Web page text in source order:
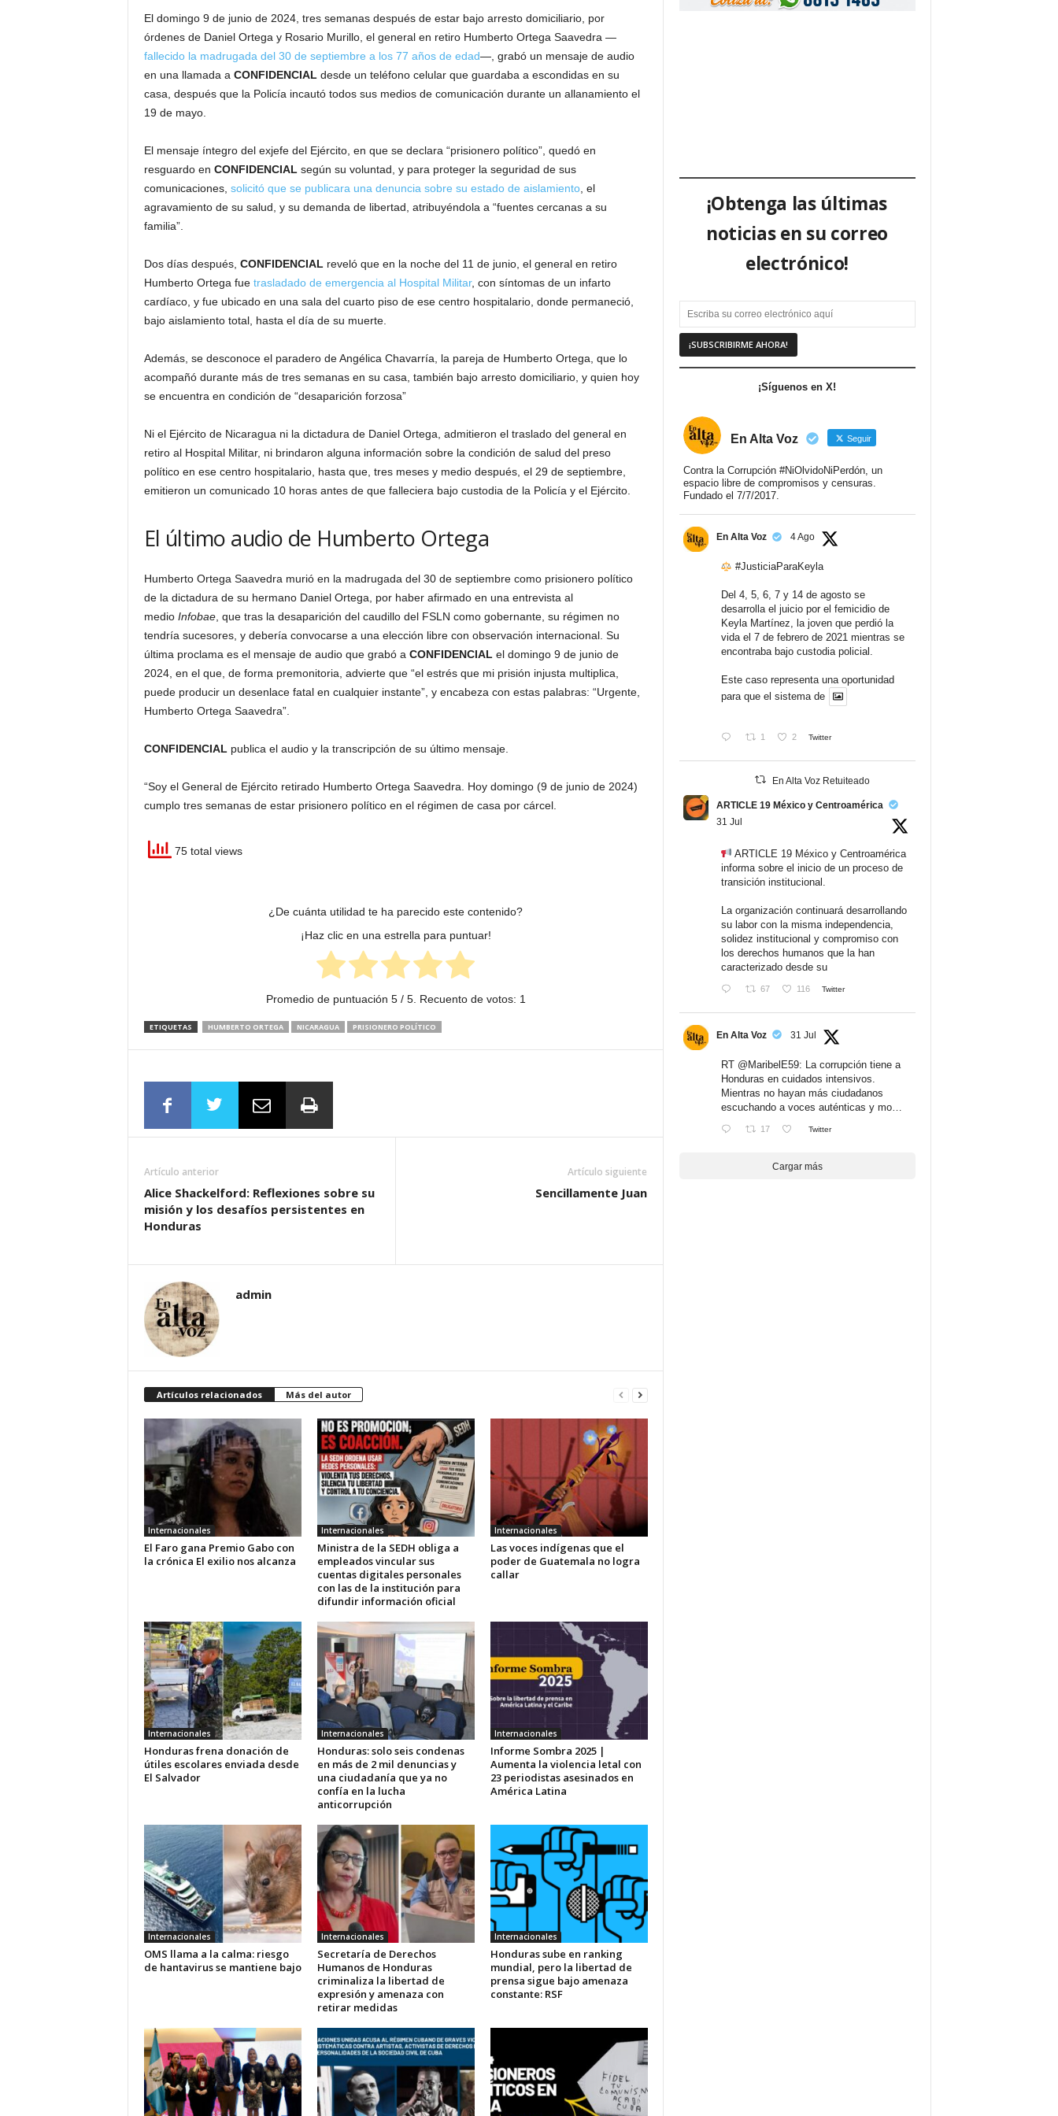
El domingo 9 de junio de 2024, tres semanas después de estar bajo arresto domiciliario, por
órdenes de Daniel Ortega y Rosario Murillo, el general en retiro Humberto Ortega Saavedra —
fallecido la madrugada del 30 de septiembre a los 77 años de edad—, grabó un mensaje de audio
en una llamada a CONFIDENCIAL desde un teléfono celular que guardaba a escondidas en su
casa, después que la Policía incautó todos sus medios de comunicación durante un allanamiento el
19 de mayo.
El mensaje íntegro del exjefe del Ejército, en que se declara “prisionero político”, quedó en
resguardo en CONFIDENCIAL según su voluntad, y para proteger la seguridad de sus
comunicaciones, solicitó que se publicara una denuncia sobre su estado de aislamiento, el
agravamiento de su salud, y su demanda de libertad, atribuyéndola a “fuentes cercanas a su
familia”.
Dos días después, CONFIDENCIAL reveló que en la noche del 11 de junio, el general en retiro
Humberto Ortega fue trasladado de emergencia al Hospital Militar, con síntomas de un infarto
cardíaco, y fue ubicado en una sala del cuarto piso de ese centro hospitalario, donde permaneció,
bajo aislamiento total, hasta el día de su muerte.
Además, se desconoce el paradero de Angélica Chavarría, la pareja de Humberto Ortega, que lo
acompañó durante más de tres semanas en su casa, también bajo arresto domiciliario, y quien hoy
se encuentra en condición de “desaparición forzosa”
Ni el Ejército de Nicaragua ni la dictadura de Daniel Ortega, admitieron el traslado del general en
retiro al Hospital Militar, ni brindaron alguna información sobre la condición de salud del preso
político en ese centro hospitalario, hasta que, tres meses y medio después, el 29 de septiembre,
emitieron un comunicado 10 horas antes de que falleciera bajo custodia de la Policía y el Ejército.
El último audio de Humberto Ortega
Humberto Ortega Saavedra murió en la madrugada del 30 de septiembre como prisionero político
de la dictadura de su hermano Daniel Ortega, por haber afirmado en una entrevista al
medio Infobae, que tras la desaparición del caudillo del FSLN como gobernante, su régimen no
tendría sucesores, y debería convocarse a una elección libre con observación internacional. Su
última proclama es el mensaje de audio que grabó a CONFIDENCIAL el domingo 9 de junio de
2024, en el que, de forma premonitoria, advierte que “el estrés que mi prisión injusta multiplica,
puede producir un desenlace fatal en cualquier instante”, y encabeza con estas palabras: “Urgente,
Humberto Ortega Saavedra”.
CONFIDENCIAL publica el audio y la transcripción de su último mensaje.
“Soy el General de Ejército retirado Humberto Ortega Saavedra. Hoy domingo (9 de junio de 2024)
cumplo tres semanas de estar prisionero político en el régimen de casa por cárcel.
75 total views
¿De cuánta utilidad te ha parecido este contenido?
¡Haz clic en una estrella para puntuar!
Promedio de puntuación 5/ 5. Recuento de votos: 1
ETIQUETAS HUMBERTO ORTEGA NICARAGUA PRISIONERO POLÍTICO
Artículo anterior
Alice Shackelford: Reflexiones sobre su
misión y los desafíos persistentes en
Honduras
Artículo siguiente
Sencillamente Juan
admin
Artículos relacionados Más del autor
Internacionales
El Faro gana Premio Gabo con
la crónica El exilio nos alcanza
Internacionales
Ministra de la SEDH obliga a
empleados vincular sus
cuentas digitales personales
con las de la institución para
difundir información oficial
Internacionales
Las voces indígenas que el
poder de Guatemala no logra
callar
Internacionales
Honduras frena donación de
útiles escolares enviada desde
El Salvador
Internacionales
Honduras: solo seis condenas
en más de 2 mil denuncias y
una ciudadanía que ya no
confía en la lucha
anticorrupción
Internacionales
Informe Sombra 2025 |
Aumenta la violencia letal con
23 periodistas asesinados en
América Latina
Internacionales
OMS llama a la calma: riesgo
de hantavirus se mantiene bajo
Internacionales
Secretaría de Derechos
Humanos de Honduras
criminaliza la libertad de
expresión y amenaza con
retirar medidas
Internacionales
Honduras sube en ranking
mundial, pero la libertad de
prensa sigue bajo amenaza
constante: RSF
¡Obtenga las últimas
noticias en su correo
electrónico!
¡Síguenos en X!
En Alta Voz Seguir
Contra la Corrupción #NiOlvidoNiPerdón, un
espacio libre de compromisos y censuras.
Fundado el 7/7/2017.
En Alta Voz 4 Ago
#JusticiaParaKeyla
Del 4, 5, 6, 7 y 14 de agosto se
desarrolla el juicio por el femicidio de
Keyla Martínez, la joven que perdió la
vida el 7 de febrero de 2021 mientras se
encontraba bajo custodia policial.
Este caso representa una oportunidad
para que el sistema de
1 2 Twitter
En Alta Voz Retuiteado
ARTICLE 19 México y Centroamérica
31 Jul
ARTICLE 19 México y Centroamérica
informa sobre el inicio de un proceso de
transición institucional.
La organización continuará desarrollando
su labor con la misma independencia,
solidez institucional y compromiso con
los derechos humanos que la han
caracterizado desde su
67 116 Twitter
En Alta Voz 31 Jul
RT @MaribelE59: La corrupción tiene a
Honduras en cuidados intensivos.
Mientras no hayan más ciudadanos
escuchando a voces auténticas y mo…
17 Twitter
Cargar más